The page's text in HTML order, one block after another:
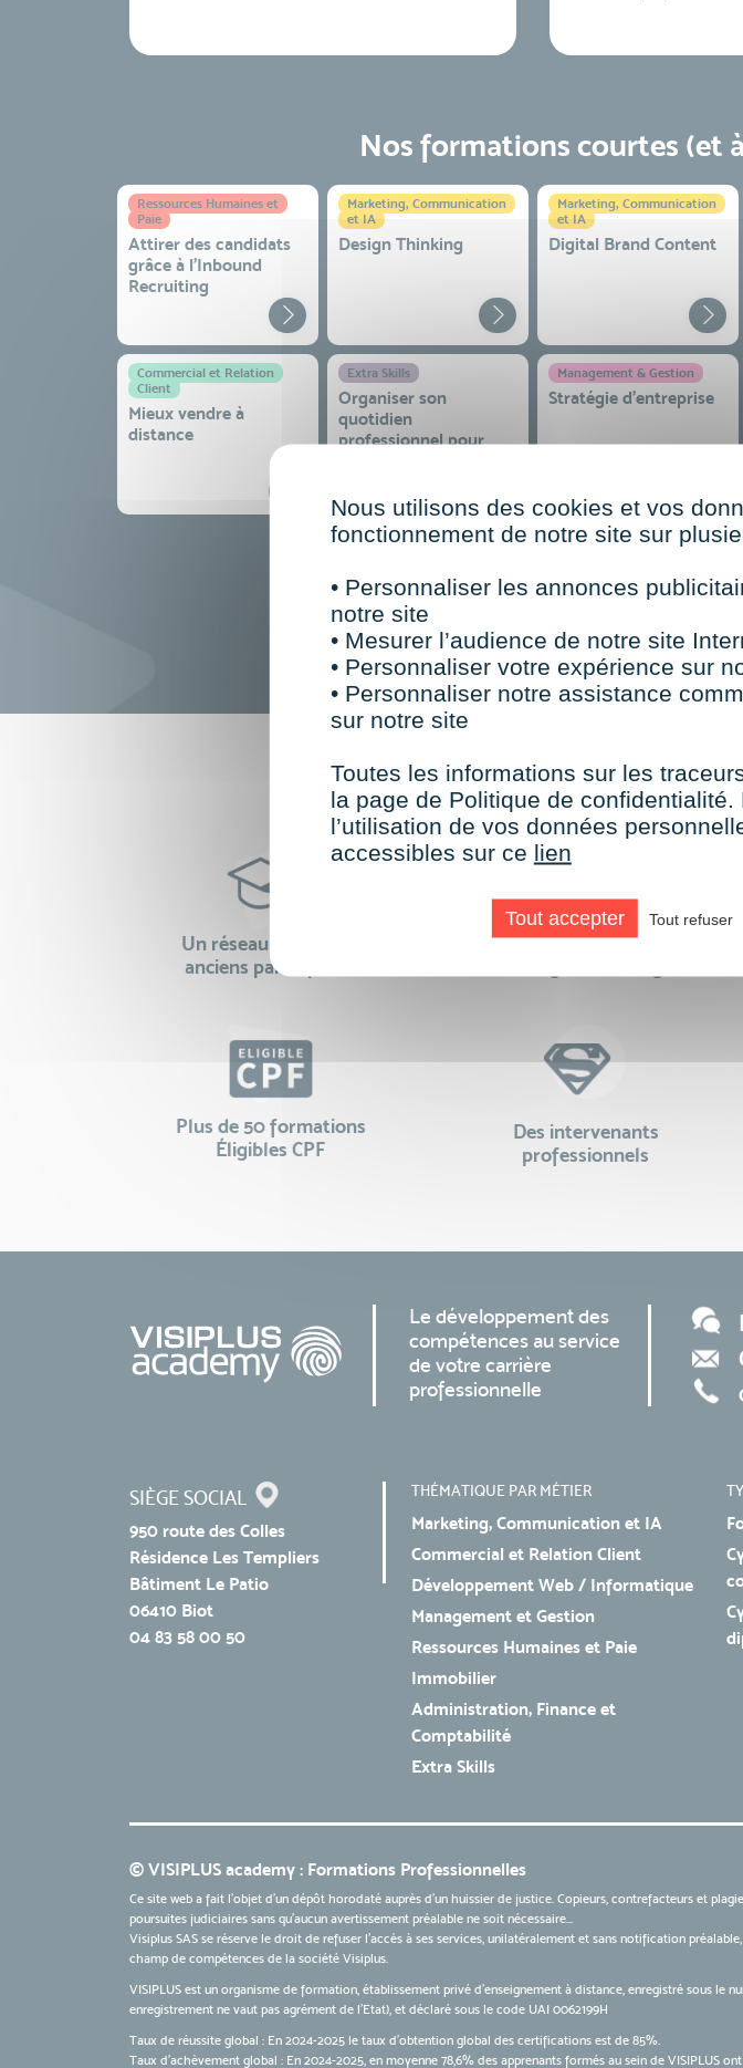
Nos formations courtes (et
Ressources Humaines et
Paie
Attirer des candidats
grâce à l’Inbound
Recruiting
Marketing, Communication
et IA
Design Thinking
Marketing, Communication
et IA
Digital Brand Content
Commercial et Relation
Client
Mieux vendre à
distance
Extra Skills
Organiser son
quotidien
professionnel pour
Management & Gestion
Stratégie d’entreprise
TOUTES NOS
Faire le choix de
Un réseau de 22 000
anciens participants
100% des formations réalisables
Plus de 50 formations
Éligibles CPF
Des intervenants
professionnels
Le développement des
compétences au service
de votre carrière
professionnelle
SIÈGE SOCIAL
950 route des Colles
Résidence Les Templiers
Bâtiment Le Patio
06410 Biot
04 83 58 00 50
THÉMATIQUE PAR MÉTIER
Marketing, Communication et IA
Commercial et Relation Client
Développement Web / Informatique
Management et Gestion
Ressources Humaines et Paie
Immobilier
Administration, Finance et
Comptabilité
Extra Skills
© VISIPLUS academy : Formations Professionnelles
Ce site web a fait l'objet d'un dépôt horodaté auprès d'un huissier de justice. Copieurs, contrefacteurs et
poursuites judiciaires sans qu’aucun avertissement préalable ne soit nécessaire...
Visiplus SAS se réserve le droit de refuser l'accès à ses services, unilatéralement et sans notification
champ de compétences de la société Visiplus.
VISIPLUS est un organisme de formation, établissement privé d’enseignement à distance, enregistré sous le
enregistrement ne vaut pas agrément de l’Etat), et déclaré sous le code UAI 0062199H
Taux de réussite global : En 2024-2025 le taux d'obtention global des certifications est de 85%.
Taux d’achèvement global : En 2024-2025, en moyenne 78,6% des apprenants formés au sein de VISIPLUS
Nous utilisons des cookies et vos
fonctionnement de notre site sur
• Personnaliser les annonces
notre site
• Mesurer l’audience de notre site
• Personnaliser votre expérience sur
• Personnaliser notre assistance
sur notre site
Toutes les informations sur les
la page de Politique de
l’utilisation de vos données
accessibles sur ce lien
Tout accepter Tout refuser